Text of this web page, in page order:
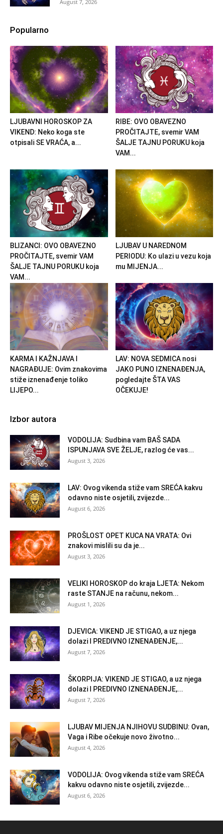
August 7, 2026
Popularno
LJUBAVNI HOROSKOP ZA
VIKEND: Neko koga ste
otpisali SE VRAĆA, a...
RIBE: OVO OBAVEZNO
PROČITAJTE, svemir VAM
ŠALJE TAJNU PORUKU koja
VAM...
BLIZANCI: OVO OBAVEZNO
PROČITAJTE, svemir VAM
ŠALJE TAJNU PORUKU koja
VAM...
LJUBAV U NAREDNOM
PERIODU: Ko ulazi u vezu koja
mu MIJENJA...
KARMA I KAŽNJAVA I
NAGRAĐUJE: Ovim znakovima
stiže iznenađenje toliko
LIJEPO...
LAV: NOVA SEDMICA nosi
JAKO PUNO IZNENAĐENJA,
pogledajte ŠTA VAS
OČEKUJE!
Izbor autora
VODOLIJA: Sudbina vam BAŠ SADA
ISPUNJAVA SVE ŽELJE, razlog će vas...
August 3, 2026
LAV: Ovog vikenda stiže vam SREĆA kakvu
odavno niste osjetili, zvijezde...
August 6, 2026
PROŠLOST OPET KUCA NA VRATA: Ovi
znakovi mislili su da je...
August 3, 2026
VELIKI HOROSKOP do kraja LJETA: Nekom
raste STANJE na računu, nekom...
August 1, 2026
DJEVICA: VIKEND JE STIGAO, a uz njega
dolazi I PREDIVNO IZNENAĐENJE,...
August 7, 2026
ŠKORPIJA: VIKEND JE STIGAO, a uz njega
dolazi I PREDIVNO IZNENAĐENJE,...
August 7, 2026
LJUBAV MIJENJA NJIHOVU SUDBINU: Ovan,
Vaga i Ribe očekuje novo životno...
August 4, 2026
VODOLIJA: Ovog vikenda stiže vam SREĆA
kakvu odavno niste osjetili, zvijezde...
August 6, 2026